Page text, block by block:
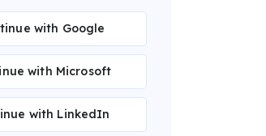
with Google
with Microsoft
with LinkedIn